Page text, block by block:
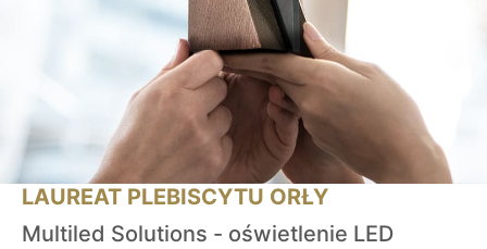
LAUREAT PLEBISCYTU ORŁY
Multiled Solutions - oświetlenie LED